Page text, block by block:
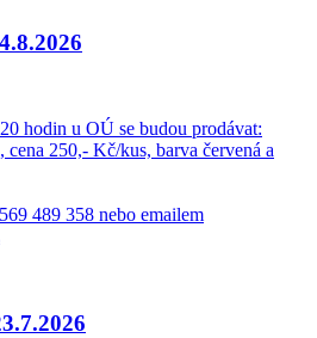
hodin u OÚ se budou prodávat:
250,- Kč/kus, barva červená a
489 358 nebo emailem